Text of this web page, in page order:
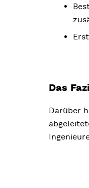
Das
Darüber